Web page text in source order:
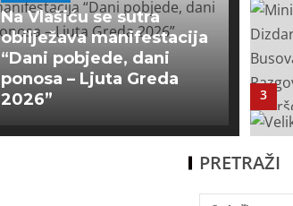
Na Vlašiću se sutra
obilježava manifestacija
“Dani pobjede, dani
ponosa – Ljuta Greda
2026”
3
PRETRAŽI